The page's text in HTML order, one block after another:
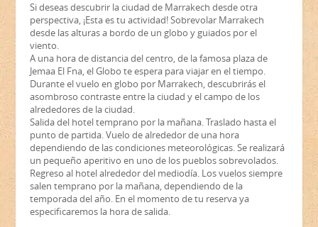
Si deseas descubrir la ciudad de Marrakech desde otra
perspectiva, ¡Esta es tu actividad! Sobrevolar Marrakech
desde las alturas a bordo de un globo y guiados por el
viento.
A una hora de distancia del centro, de la famosa plaza de
Jemaa El Fna, el Globo te espera para viajar en el tiempo.
Durante el vuelo en globo por Marrakech, descubrirás el
asombroso contraste entre la ciudad y el campo de los
alrededores de la ciudad.
Salida del hotel temprano por la mañana. Traslado hasta el
punto de partida. Vuelo de alrededor de una hora
dependiendo de las condiciones meteorológicas. Se realizará
un pequeño aperitivo en uno de los pueblos sobrevolados.
Regreso al hotel alrededor del mediodía. Los vuelos siempre
salen temprano por la mañana, dependiendo de la
temporada del año. En el momento de tu reserva ya
especificaremos la hora de salida.